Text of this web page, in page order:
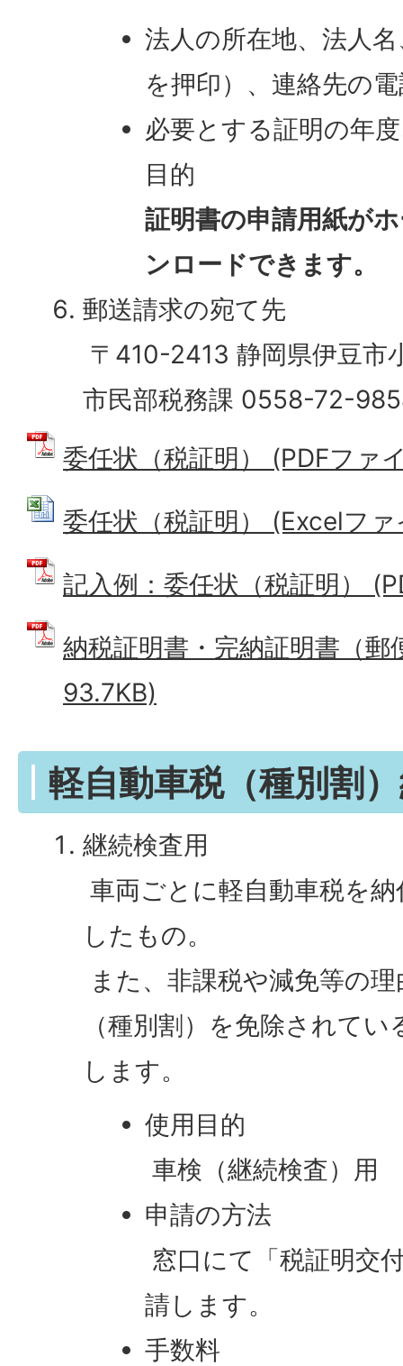
法人の所在地、法人
を押印）、連絡先の
必要とする証明の年
目的
証明書の申請用紙が
ンロードできます。
郵送請求の宛て先
〒410-2413 静岡県伊豆市
市民部税務課 0558-72-
委任状（税証明） (PDFファ
委任状（税証明） (Excelフ
記入例：委任状（税証明）
納税証明書・完納証明書（
93.7KB)
軽自動車税（種別割
継続検査用
車両ごとに軽自動車税を
したもの。
また、非課税や減免等の
（種別割）を免除されて
します。
使用目的
車検（継続検査）用
申請の方法
窓口にて「税証明交
請します。
手数料